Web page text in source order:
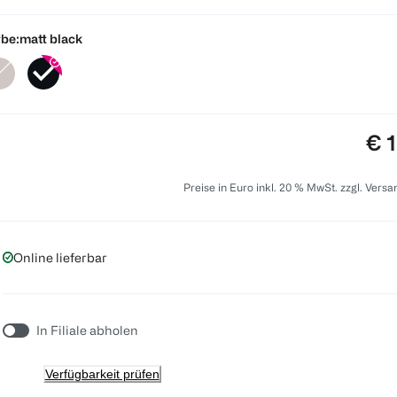
matt black
€
Preise in Euro inkl. 20 % MwSt. zzgl.
Online lieferbar
In Filiale abholen
Verfügbarkeit prüfen